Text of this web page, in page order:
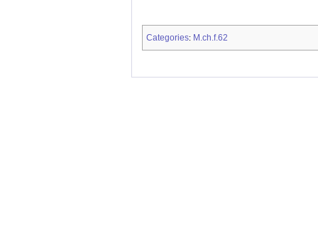
Categories: M.ch.f.62